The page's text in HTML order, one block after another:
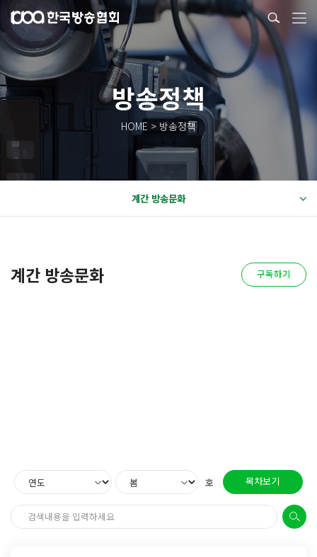
방송정책
HOME > 방송정책
계간 방송문화
계간 방송문화 구독하기
호 목차보기